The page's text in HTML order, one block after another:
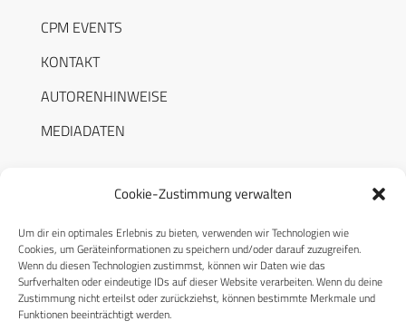
Cookie-Zustimmung verwalten
Um dir ein optimales Erlebnis zu bieten, verwenden wir Technologien wie
Cookies, um Geräteinformationen zu speichern und/oder darauf zuzugreifen.
Wenn du diesen Technologien zustimmst, können wir Daten wie das
Surfverhalten oder eindeutige IDs auf dieser Website verarbeiten. Wenn du deine
Zustimmung nicht erteilst oder zurückziehst, können bestimmte Merkmale und
Funktionen beeinträchtigt werden.
CPM EVENTS
KONTAKT
AUTORENHINWEISE
MEDIADATEN
RECHTLICHES
Datenschutzerklärung
Cookie-Richtlinie (EU)